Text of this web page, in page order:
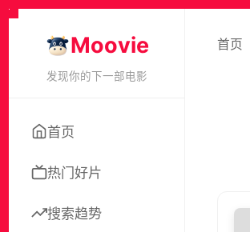
Moovie
发现你的下一部电影
首页
热门好片
搜索趋势
首页